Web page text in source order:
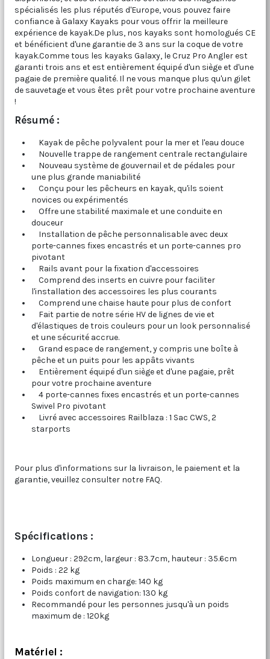
spécialisés les plus réputés d'Europe, vous pouvez faire
confiance à Galaxy Kayaks pour vous offrir la meilleure
expérience de kayak.De plus, nos kayaks sont homologués CE
et bénéficient d'une garantie de 3 ans sur la coque de votre
kayak.Comme tous les kayaks Galaxy, le Cruz Pro Angler est
garanti trois ans et est entièrement équipé d'un siège et d'une
pagaie de première qualité. Il ne vous manque plus qu'un gilet
de sauvetage et vous êtes prêt pour votre prochaine aventure
!
Résumé :
Kayak de pêche polyvalent pour la mer et l'eau douce
Nouvelle trappe de rangement centrale rectangulaire
Nouveau système de gouvernail et de pédales pour
une plus grande maniabilité
Conçu pour les pêcheurs en kayak, qu'ils soient
novices ou expérimentés
Offre une stabilité maximale et une conduite en
douceur
Installation de pêche personnalisable avec deux
porte-cannes fixes encastrés et un porte-cannes pro
pivotant
Rails avant pour la fixation d'accessoires
Comprend des inserts en cuivre pour faciliter
l'installation des accessoires les plus courants
Comprend une chaise haute pour plus de confort
Fait partie de notre série HV de lignes de vie et
d'élastiques de trois couleurs pour un look personnalisé
et une sécurité accrue.
Grand espace de rangement, y compris une boîte à
pêche et un puits pour les appâts vivants
Entièrement équipé d'un siège et d'une pagaie, prêt
pour votre prochaine aventure
4 porte-cannes fixes encastrés et un porte-cannes
Swivel Pro pivotant
Livré avec accessoires Railblaza : 1 Sac CWS, 2
starports
Pour plus d'informations sur la livraison, le paiement et la
garantie, veuillez consulter notre FAQ.
Spécifications :
Longueur : 292cm, largeur : 83.7cm, hauteur : 35.6cm
Poids : 22 kg
Poids maximum en charge: 140 kg
Poids confort de navigation: 130 kg
Recommandé pour les personnes jusqu'à un poids
maximum de : 120kg
Matériel :